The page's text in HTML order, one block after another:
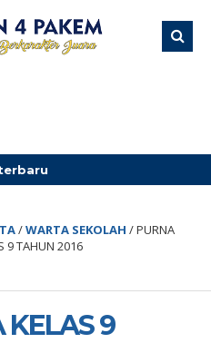
/WARTA SEKOLAH /PURNA
9 TAHUN 2016
KELAS 9